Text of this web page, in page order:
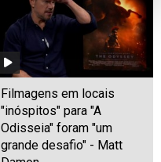
Filmagens em locais
"inóspitos" para "A
Odisseia" foram "um
grande desafio" - Matt